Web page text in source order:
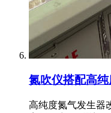
氮吹仪搭配高
高纯度氮气发生器